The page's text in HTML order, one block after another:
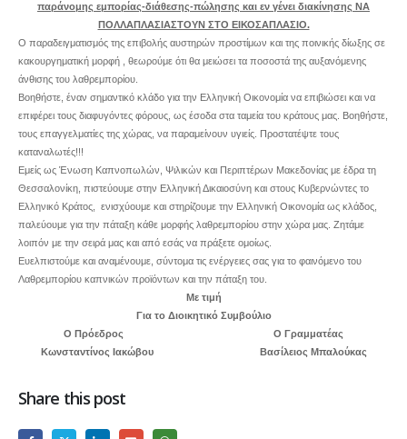
παράνομης εμπορίας-διάθεσης-πώλησης και εν γένει διακίνησης ΝΑ
ΠΟΛΛΑΠΛΑΣΙΑΣΤΟΥΝ ΣΤΟ ΕΙΚΟΣΑΠΛΑΣΙΟ.
Ο παραδειγματισμός της επιβολής αυστηρών προστίμων και της ποινικής δίωξης σε
κακουργηματική μορφή , θεωρούμε ότι θα μειώσει τα ποσοστά της αυξανόμενης
άνθισης του λαθρεμπορίου.
Βοηθήστε, έναν σημαντικό κλάδο για την Ελληνική Οικονομία να επιβιώσει και να
επιφέρει τους διαφυγόντες φόρους, ως έσοδα στα ταμεία του κράτους μας. Βοηθήστε,
τους επαγγελματίες της χώρας, να παραμείνουν υγιείς. Προστατέψτε τους
καταναλωτές!!!
Εμείς ως Ένωση Καπνοπωλών, Ψιλικών και Περιπτέρων Μακεδονίας με έδρα τη
Θεσσαλονίκη, πιστεύουμε στην Ελληνική Δικαιοσύνη και στους Κυβερνώντες το
Ελληνικό Κράτος, ενισχύουμε και στηρίζουμε την Ελληνική Οικονομία ως κλάδος,
παλεύουμε για την πάταξη κάθε μορφής λαθρεμπορίου στην χώρα μας. Ζητάμε
λοιπόν με την σειρά μας και από εσάς να πράξετε ομοίως.
Ευελπιστούμε και αναμένουμε, σύντομα τις ενέργειες σας για το φαινόμενο του
Λαθρεμπορίου καπνικών προϊόντων και την πάταξη του.
Με τιμή
Για το Διοικητικό Συμβούλιο
Ο Πρόεδρος Ο Γραμματέας
Κωνσταντίνος Ιακώβου Βασίλειος Μπαλούκας
Share this post